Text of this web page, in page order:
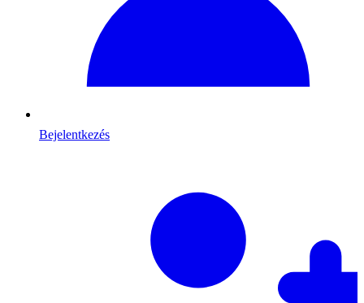
Bejelentkezés